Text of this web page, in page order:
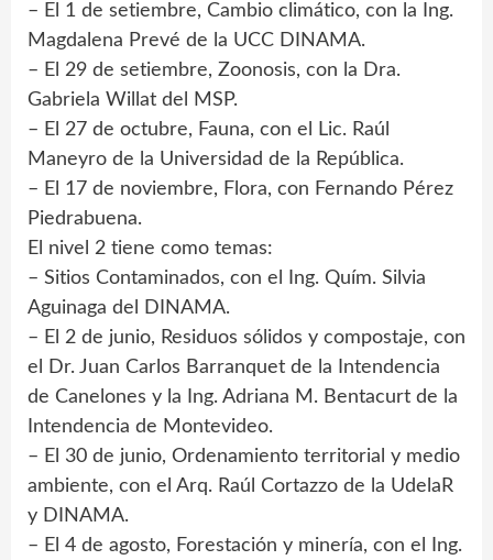
– El 1 de setiembre, Cambio climático, con la Ing.
Magdalena Prevé de la UCC DINAMA.
– El 29 de setiembre, Zoonosis, con la Dra.
Gabriela Willat del MSP.
– El 27 de octubre, Fauna, con el Lic. Raúl
Maneyro de la Universidad de la República.
– El 17 de noviembre, Flora, con Fernando Pérez
Piedrabuena.
El nivel 2 tiene como temas:
– Sitios Contaminados, con el Ing. Quím. Silvia
Aguinaga del DINAMA.
– El 2 de junio, Residuos sólidos y compostaje, con
el Dr. Juan Carlos Barranquet de la Intendencia
de Canelones y la Ing. Adriana M. Bentacurt de la
Intendencia de Montevideo.
– El 30 de junio, Ordenamiento territorial y medio
ambiente, con el Arq. Raúl Cortazzo de la UdelaR
y DINAMA.
– El 4 de agosto, Forestación y minería, con el Ing.